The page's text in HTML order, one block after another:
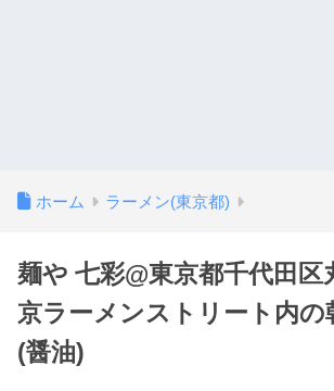
ホーム ラーメン(東京都)
麺や 七彩@東京都千代田区
京ラーメンストリート内の
(醤油)